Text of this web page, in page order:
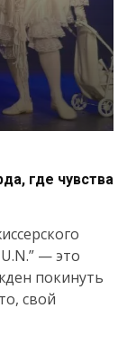
где чувства
— это
покинуть
свой